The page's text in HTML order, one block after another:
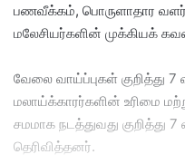
பணவீக்கம், பொருளாதார
மலேசியர்களின் முக்கியக்
வேலை வாய்ப்புகள் குறித்து 7
மலாய்க்காரர்களின் உரிமை
சமமாக நடத்துவது குறித்து
தெரிவித்தனர்.